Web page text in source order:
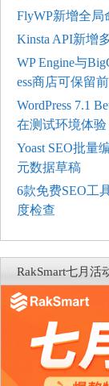
FlyWP新增全
Kinsta API新增
WP Engine与
ess商店可保留
WordPress 7.1
在测试环境体验
Yoast SEO批量
元数据草稿
6款免费SEO工
度检查
RakSmart七月活